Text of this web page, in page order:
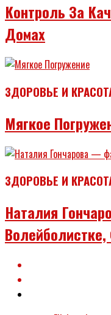
Контроль За
Домах
ЗДОРОВЬЕ И
Мягкое
ЗДОРОВЬЕ И
Наталия